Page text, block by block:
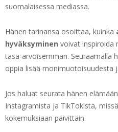
suomalaisessa mediassa.
Hänen tarinansa osoittaa, kuinka
hyväksyminen voivat inspiroida
tasa-arvoisemman. Seuraamalla
oppia lisää monimuotoisuudesta
Jos haluat seurata hänen
Instagramista ja TikTokista,
kokemuksiaan päivittäin.